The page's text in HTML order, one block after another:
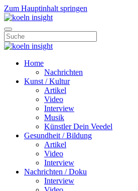
Zum Hauptinhalt springen
Home
Nachrichten
Kunst / Kultur
Artikel
Video
Interview
Musik
Künstler Dein Veedel
Gesundheit / Bildung
Artikel
Video
Interview
Nachrichten / Doku
Interview